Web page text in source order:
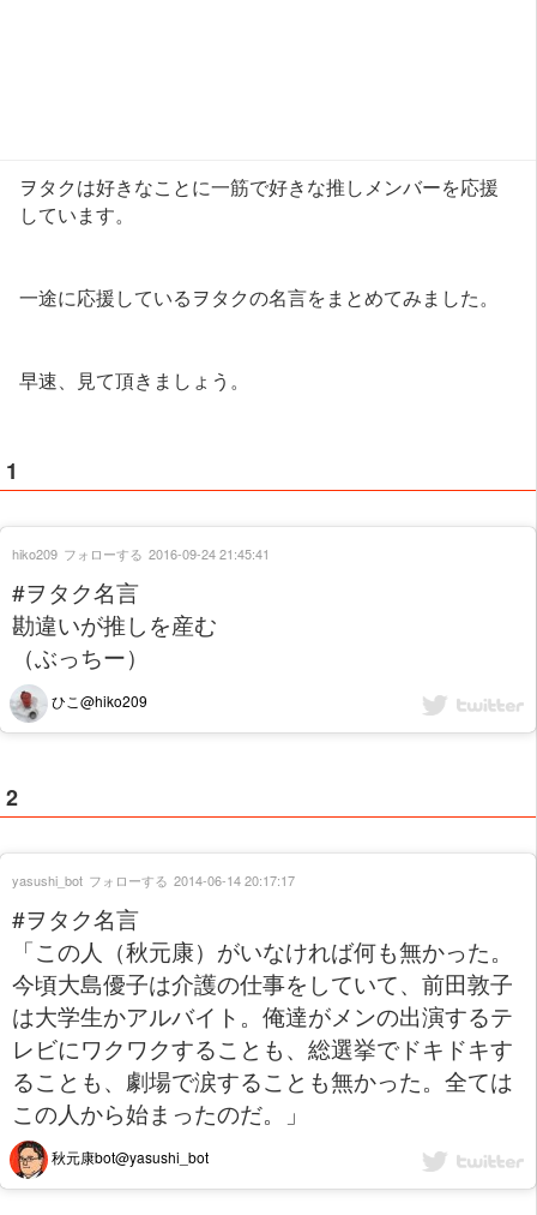
ヲタクは好きなことに一筋で好きな推しメンバーを応援
しています。
一途に応援しているヲタクの名言をまとめてみました。
早速、見て頂きましょう。
1
#ヲタク名言
勘違いが推しを産む
（ぶっちー）
ひこ@hiko209
hiko209 フォローする 2016-09-24 21:45:41
2
#ヲタク名言
「この人（秋元康）がいなければ何も無かった。
今頃大島優子は介護の仕事をしていて、前田敦子
は大学生かアルバイト。俺達がメンの出演するテ
レビにワクワクすることも、総選挙でドキドキす
ることも、劇場で涙することも無かった。全ては
この人から始まったのだ。」
秋元康bot@yasushi_bot
yasushi_bot フォローする 2014-06-14 20:17:17